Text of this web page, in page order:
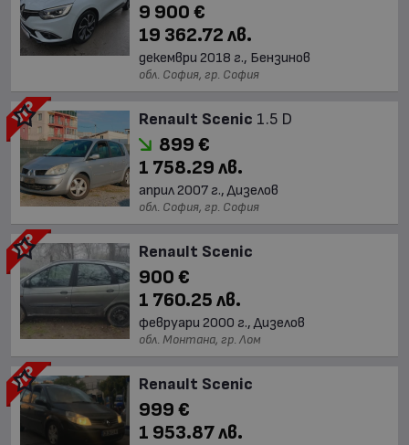
9 900 €
19 362.72 лв.
декември 2018 г., Бензинов
обл. София, гр. София
Renault Scenic 1.5 D
899 €
1 758.29 лв.
април 2007 г., Дизелов
обл. София, гр. София
Renault Scenic
900 €
1 760.25 лв.
февруари 2000 г., Дизелов
обл. Монтана, гр. Лом
Renault Scenic
999 €
1 953.87 лв.